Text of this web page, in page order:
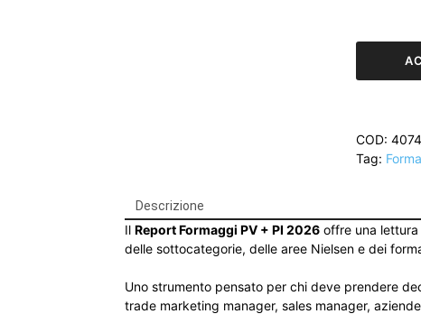
A
IMPOSTO
VARIABILE
|
2026
quantità
COD:4074
Tag:
Descrizione
Il Report Formaggi PV + PI 2026 offre una
delle sottocategorie, delle aree Nielsen e dei
Uno strumento pensato per chi deve prendere
trade marketing manager, sales manager,